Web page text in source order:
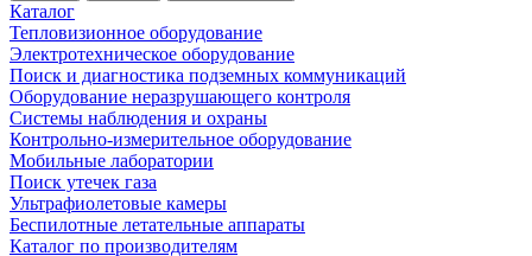
Каталог
Тепловизионное оборудование
Электротехническое оборудование
Поиск и диагностика подземных коммуникаций
Оборудование неразрушающего контроля
Системы наблюдения и охраны
Контрольно-измерительное оборудование
Мобильные лаборатории
Поиск утечек газа
Ультрафиолетовые камеры
Беспилотные летательные аппараты
Каталог по производителям